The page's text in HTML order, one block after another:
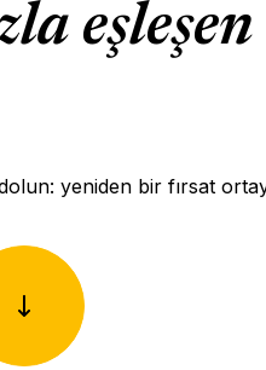
yeniden bir fırsat